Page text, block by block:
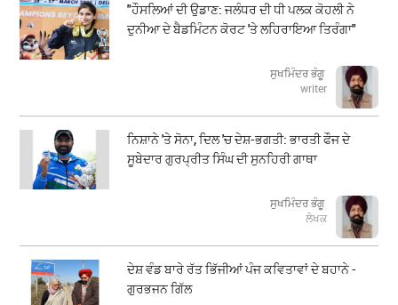
"ਹੌਸਲਿਆਂ ਦੀ ਉਡਾਣ: ਜਲੰਧਰ ਦੀ ਧੀ ਪਲਕ ਕੋਹਲੀ ਨੇ
ਦੁਨੀਆ ਦੇ ਬੈਡਮਿੰਟਨ ਕੋਰਟ 'ਤੇ ਲਹਿਰਾਇਆ ਤਿਰੰਗਾ"
ਸੁਖਮਿੰਦਰ ਭੰਗੂ
writer
ਨਿਸ਼ਾਨੇ 'ਤੇ ਸੋਨਾ, ਦਿਲ 'ਚ ਦੇਸ਼-ਭਗਤੀ: ਭਾਰਤੀ ਫੌਜ ਦੇ
ਸੂਬੇਦਾਰ ਗੁਰਪ੍ਰੀਤ ਸਿੰਘ ਦੀ ਸੁਨਹਿਰੀ ਗਾਥਾ
ਸੁਖਮਿੰਦਰ ਭੰਗੂ
ਲੇਖਕ
ਦੇਸ਼ ਵੰਡ ਬਾਰੇ ਰੱਤ ਭਿੱਜੀਆਂ ਪੰਜ ਕਵਿਤਾਵਾਂ ਦੇ ਬਹਾਨੇ -
ਗੁਰਭਜਨ ਗਿੱਲ